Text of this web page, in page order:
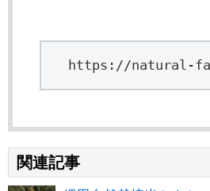
https://natural-
関連記事